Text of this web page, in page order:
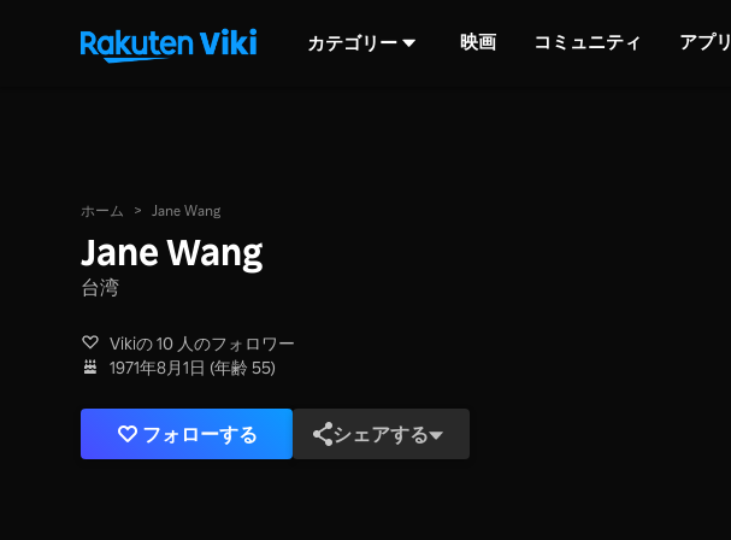
カテゴリー 映画 コミュニティ アプリ
ホーム > Jane Wang
Jane Wang
台湾
Vikiの 10 人のフォロワー
1971年8月1日 (年齢 55)
フォローする シェアする